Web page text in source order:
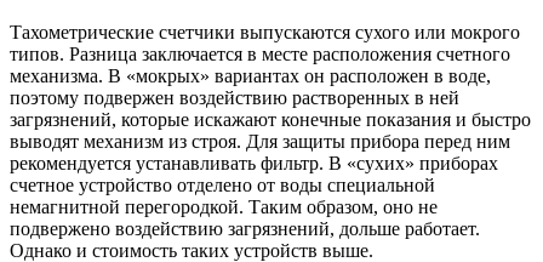
Тахометрические счетчики выпускаются сухого или мокрого
типов. Разница заключается в месте расположения счетного
механизма. В «мокрых» вариантах он расположен в воде,
поэтому подвержен воздействию растворенных в ней
загрязнений, которые искажают конечные показания и быстро
выводят механизм из строя. Для защиты прибора перед ним
рекомендуется устанавливать фильтр. В «сухих» приборах
счетное устройство отделено от воды специальной
немагнитной перегородкой. Таким образом, оно не
подвержено воздействию загрязнений, дольше работает.
Однако и стоимость таких устройств выше.